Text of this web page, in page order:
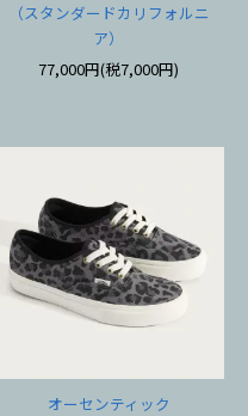
（スタンダードカリフォルニ
ア）
77,000円(税7,000円)
オーセンティック